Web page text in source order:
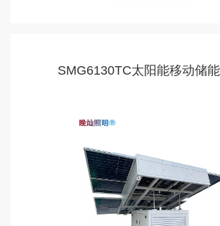
SMG6130TC太阳能移动储